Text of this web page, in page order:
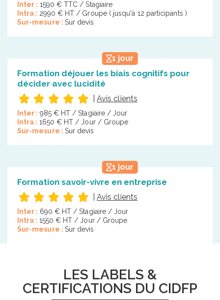
Inter : 1590 € TTC / Stagiaire
Intra : 2990 € HT / Groupe ( jusqu'à 12 participants )
Sur-mesure : Sur devis
1 jour
Formation déjouer les biais cognitifs pour
décider avec lucidité
Avis clients
Inter : 985 € HT / Stagiaire / Jour
Intra : 1650 € HT / Jour / Groupe
Sur-mesure : Sur devis
1 jour
Formation savoir-vivre en entreprise
Avis clients
Inter : 690 € HT / Stagiaire / Jour
Intra : 1550 € HT / Jour / Groupe
Sur-mesure : Sur devis
LES LABELS &
CERTIFICATIONS DU CIDFP